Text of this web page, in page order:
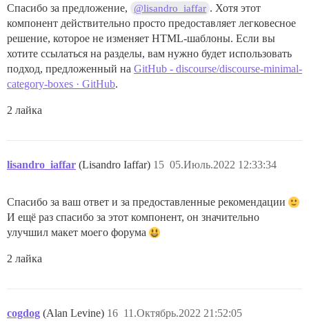
Спасибо за предложение, @lisandro_iaffar . Хотя этот
компонент действительно просто предоставляет легковесное
решение, которое не изменяет HTML-шаблоны. Если вы
хотите ссылаться на разделы, вам нужно будет использовать
подход, предложенный на GitHub - discourse/discourse-minimal-
category-boxes · GitHub.
2 лайка
lisandro_iaffar (Lisandro Iaffar) 05.Июль.2022 12:33:34
15
Спасибо за ваш ответ и за предоставленные рекомендации
И ещё раз спасибо за этот компонент, он значительно
улучшил макет моего форума
2 лайка
cogdog (Alan Levine) 11.Октябрь.2022 21:52:05
16